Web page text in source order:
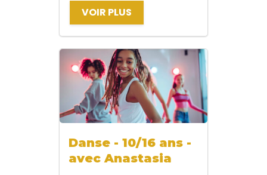
VOIR PLUS
Danse - 10/16 ans -
avec Anastasia